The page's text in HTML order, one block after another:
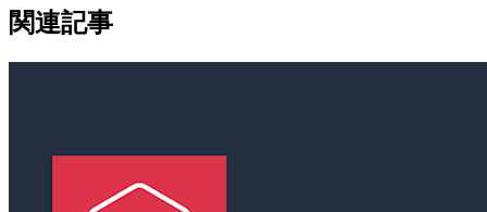
関連記事